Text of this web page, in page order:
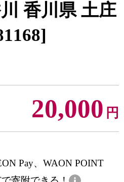
香川県 土庄
20,000 円
Pay、WAON POINT